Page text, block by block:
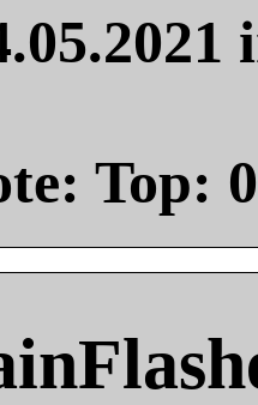
Top: 0